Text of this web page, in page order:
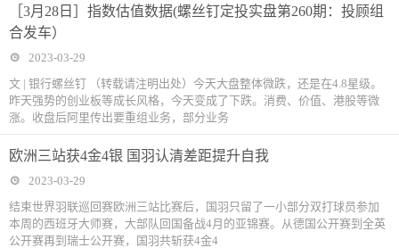
［3月28日］指数估值数据(螺丝钉定投实盘第260期：投顾组
合发车）
2023-03-29
文 | 银行螺丝钉 （转载请注明出处）今天大盘整体微跌，还是在4.8星级。
昨天强势的创业板等成长风格，今天变成了下跌。消费、价值、港股等微
涨。收盘后阿里传出要重组业务，部分业务
欧洲三站获4金4银 国羽认清差距提升自我
2023-03-29
结束世界羽联巡回赛欧洲三站比赛后，国羽只留了一小部分双打球员参加
本周的西班牙大师赛，大部队回国备战4月的亚锦赛。从德国公开赛到全英
公开赛再到瑞士公开赛，国羽共斩获4金4